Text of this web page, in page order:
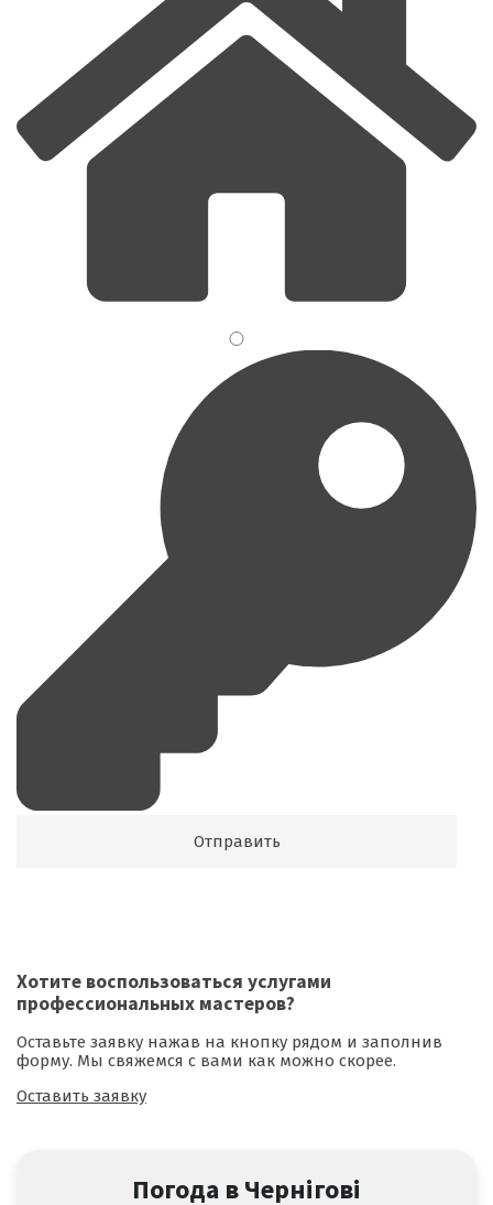
Хотите воспользоваться услугами
профессиональных мастеров?
Оставьте заявку нажав на кнопку рядом и заполнив
форму. Мы свяжемся с вами как можно скорее.
Оставить заявку
Погода в Чернігові